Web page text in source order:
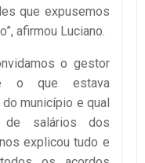
que expusemos
afirmou Luciano.
o gestor
o que estava
município e qual
salários dos
explicou tudo e